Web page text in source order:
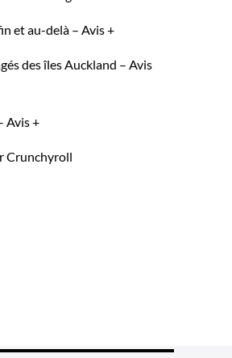
et au-delà – Avis +
des îles Auckland – Avis
Avis +
Crunchyroll